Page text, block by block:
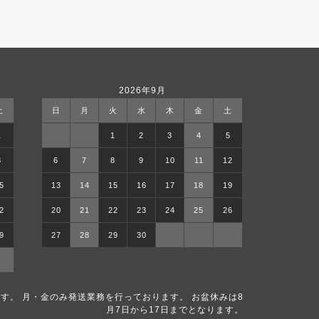
2026年9月
日 月 火 水 木 金 土
1 2 3 4 5
6 7 8 9 10 11 12
13 14 15 16 17 18 19
20 21 22 23 24 25 26
27 28 29 30
。 月・金のみ発送業務を行っております。 お盆休みは8
月7日から17日までとなります。